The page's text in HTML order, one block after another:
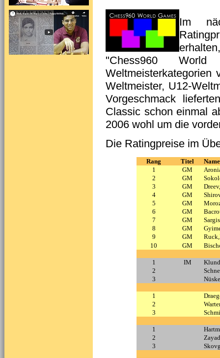
Im
"Chess960
Weltmeisterkategorien
Weltmeister, U12-
Vorgeschmack
Classic schon einmal
2006 wohl um die
Die Ratingpreise im
Rang Titel
Name
1
GM
2
GM
3
GM
4
GM
5
GM
6
GM
7
GM
8
GM
9
GM
10
GM
1 IM
2
3
1
2
3
1
2
3